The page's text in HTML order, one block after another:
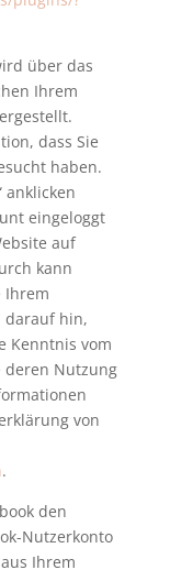
über das
Ihrem
dass Sie
haben.
anklicken
eingeloggt
auf
kann
Ihrem
darauf hin,
Kenntnis vom
Nutzung
von
.
den
Nutzerkonto
Ihrem